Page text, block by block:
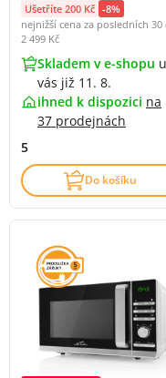
Ušetříte 200 Kč -8%
nejnižší cena za posledních 30
2 499 Kč
Skladem v e-shopu u
vás již 11. 8.
ihned k dispozici na
37 prodejnách
5
Do košíku